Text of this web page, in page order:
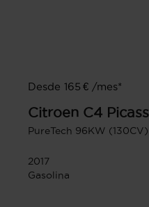
Desde 165 € /mes*
Citroen C4
PureTech 96KW
2017
Gasolina